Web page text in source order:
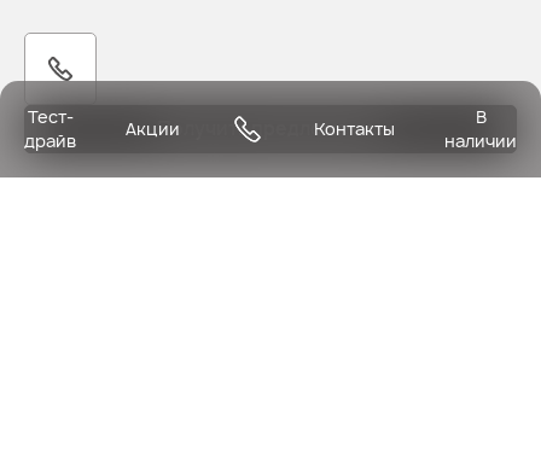
Получить предложение
Тест-
драйв
Акции Контакты
В
наличии